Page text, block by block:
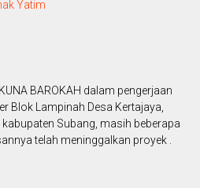
Yatim
BAROKAH dalam pengerjaan
Blok Lampinah Desa Kertajaya,
Subang, masih beberapa
telah meninggalkan proyek .